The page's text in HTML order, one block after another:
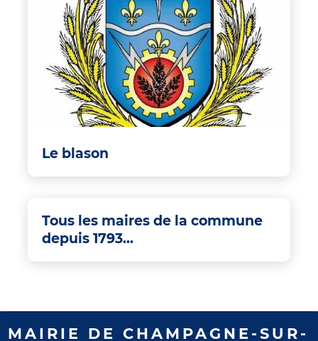
Le blason
Tous les maires de la commune
depuis 1793...
MAIRIE DE CHAMPAGNE-SUR-